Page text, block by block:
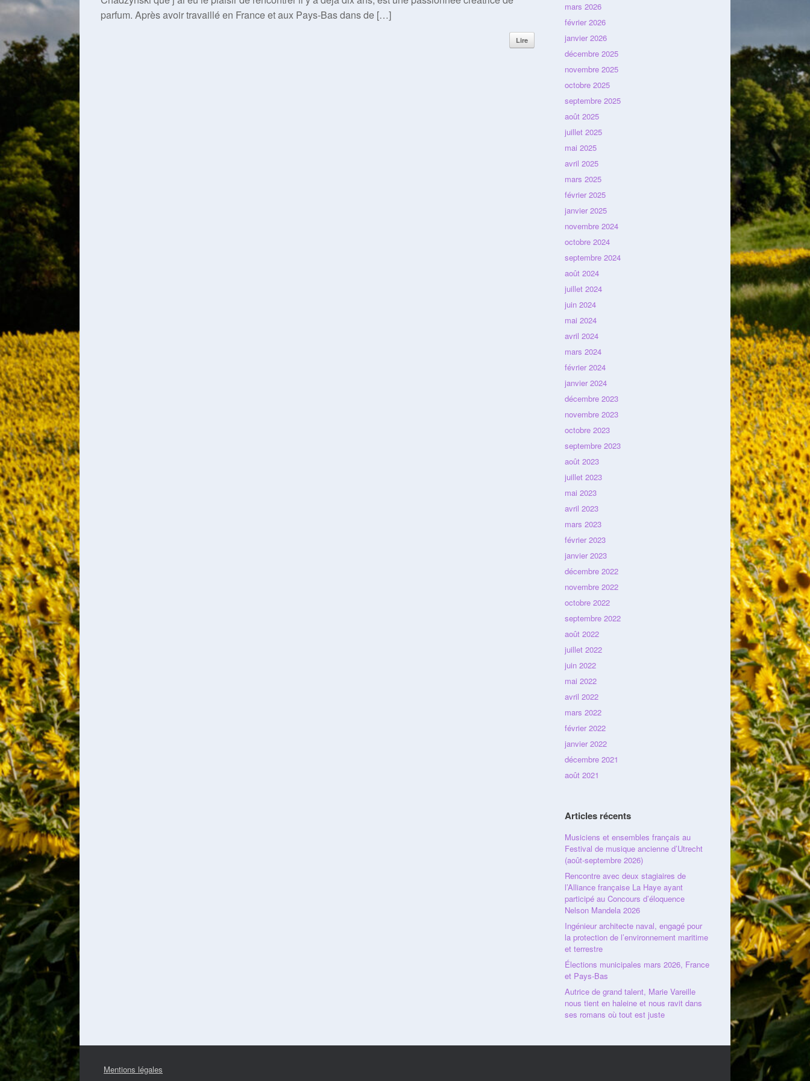
parfum. Après avoir travaillé en France et aux Pays-Bas dans de […]
Lire
mars 2026
février 2026
janvier 2026
décembre 2025
novembre 2025
octobre 2025
septembre 2025
août 2025
juillet 2025
mai 2025
avril 2025
mars 2025
février 2025
janvier 2025
novembre 2024
octobre 2024
septembre 2024
août 2024
juillet 2024
juin 2024
mai 2024
avril 2024
mars 2024
février 2024
janvier 2024
décembre 2023
novembre 2023
octobre 2023
septembre 2023
août 2023
juillet 2023
mai 2023
avril 2023
mars 2023
février 2023
janvier 2023
décembre 2022
novembre 2022
octobre 2022
septembre 2022
août 2022
juillet 2022
juin 2022
mai 2022
avril 2022
mars 2022
février 2022
janvier 2022
décembre 2021
août 2021
Articles récents
Musiciens et ensembles français au
Festival de musique ancienne d’Utrecht
(août-septembre 2026)
Rencontre avec deux stagiaires de
l’Alliance française La Haye ayant
participé au Concours d’éloquence
Nelson Mandela 2026
Ingénieur architecte naval, engagé pour
la protection de l’environnement maritime
et terrestre
Élections municipales mars 2026, France
et Pays-Bas
Autrice de grand talent, Marie Vareille
nous tient en haleine et nous ravit dans
ses romans où tout est juste
Mentions légales